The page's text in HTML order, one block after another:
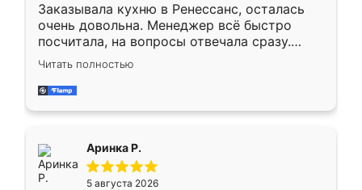
Заказывала кухню в Ренессанс, осталась
очень довольна. Менеджер всё быстро
посчитала, на вопросы отвечала сразу.
Замерщик приехал в субботу, подошёл к
делу со всей ответственностью. Собрали
за день, ребята работали аккуратно, даже
Читать полностью
Аринка Р.
5 августа 2026